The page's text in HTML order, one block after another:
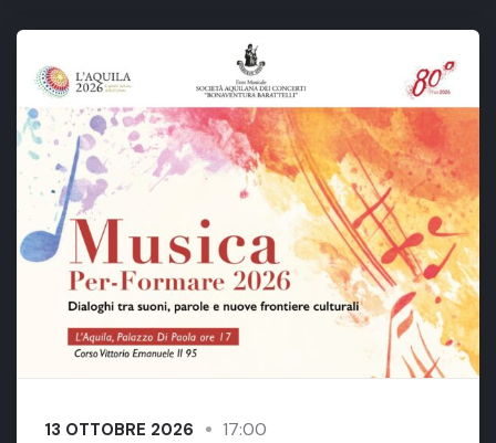
13 OTTOBRE 2026 17:00